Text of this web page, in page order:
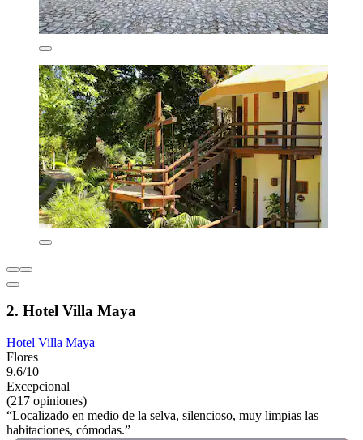
2. Hotel Villa Maya
Hotel Villa Maya
Flores
9.6/10
Excepcional
(217 opiniones)
“Localizado en medio de la selva, silencioso, muy limpias las
habitaciones, cómodas.”